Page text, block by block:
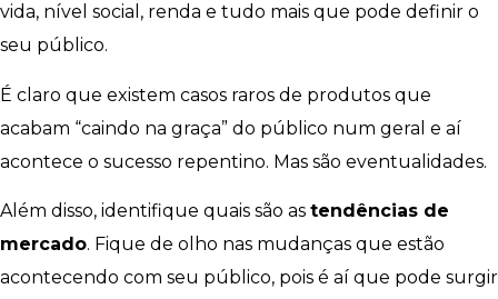
vida, nível social, renda e tudo mais que pode definir o
seu público.
É claro que existem casos raros de produtos que
acabam “caindo na graça” do público num geral e aí
acontece o sucesso repentino. Mas são eventualidades.
Além disso, identifique quais são as tendências de
mercado. Fique de olho nas mudanças que estão
acontecendo com seu público, pois é aí que pode surgir